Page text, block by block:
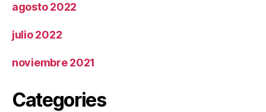
agosto 2022
julio 2022
noviembre 2021
Categories